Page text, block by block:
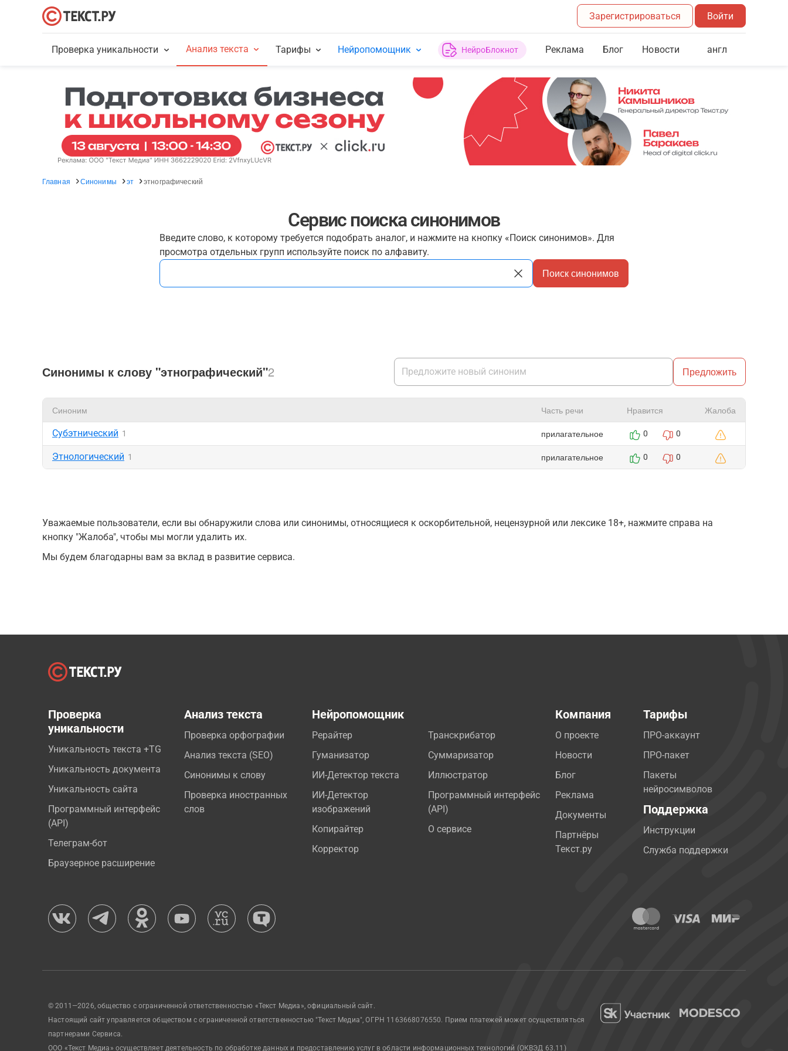
Зарегистрироваться Войти
Проверка уникальности Анализ текста Тарифы Нейропомощник НейроБлокнот Реклама Блог Новости англ
Главная Синонимы эт этнографический
Сервис поиска синонимов
Введите слово, к которому требуется подобрать аналог, и нажмите на кнопку «Поиск синонимов». Для
просмотра отдельных групп используйте поиск по алфавиту.
Поиск синонимов
Синонимы к слову "этнографический"2 Предложить
Синоним Часть речи Нравится Жалоба
Субэтнический 1 прилагательное 0 0
Этнологический 1 прилагательное 0 0
Уважаемые пользователи, если вы обнаружили слова или синонимы, относящиеся к оскорбительной, нецензурной или лексике 18+, нажмите справа на
кнопку "Жалоба", чтобы мы могли удалить их.
Мы будем благодарны вам за вклад в развитие сервиса.
Проверка
уникальности
Уникальность текста +TG
Уникальность документа
Уникальность сайта
Программный интерфейс
(API)
Телеграм-бот
Браузерное расширение
Анализ текста
Проверка орфографии
Анализ текста (SEO)
Синонимы к слову
Проверка иностранных
слов
Нейропомощник
Рерайтер
Гуманизатор
ИИ-Детектор текста
ИИ-Детектор
изображений
Копирайтер
Корректор
Транскрибатор
Суммаризатор
Иллюстратор
Программный интерфейс
(API)
О сервисе
Компания
О проекте
Новости
Блог
Реклама
Документы
Партнёры
Текст.ру
Тарифы
ПРО-аккаунт
ПРО-пакет
Пакеты
нейросимволов
Поддержка
Инструкции
Служба поддержки
© 2011—2026, общество с ограниченной ответственностью «Текст Медиа», официальный сайт.
Настоящий сайт управляется обществом с ограниченной ответственностью "Текст Медиа", ОГРН 1163668076550. Прием платежей может осуществляться
партнерами Сервиса.
ООО «Текст Медиа» осуществляет деятельность по обработке данных и предоставлению услуг в области информационных технологий (ОКВЭД 63.11)